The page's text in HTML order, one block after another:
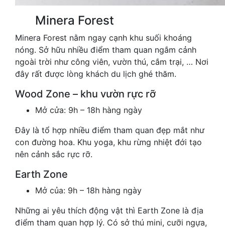
Minera Forest
Minera Forest nằm ngay cạnh khu suối khoáng
nóng. Sở hữu nhiều điểm tham quan ngắm cảnh
ngoài trời như công viên, vườn thú, cắm trại, … Nơi
đây rất được lòng khách du lịch ghé thăm.
Wood Zone – khu vườn rực rỡ
Mở cửa: 9h – 18h hàng ngày
Đây là tổ hợp nhiều điểm tham quan đẹp mắt như
con đường hoa. Khu yoga, khu rừng nhiệt đới tạo
nên cảnh sắc rực rỡ.
Earth Zone
Mở của: 9h – 18h hàng ngày
Những ai yêu thích động vật thì Earth Zone là địa
điểm tham quan hợp lý. Có sở thú mini, cưỡi ngựa,